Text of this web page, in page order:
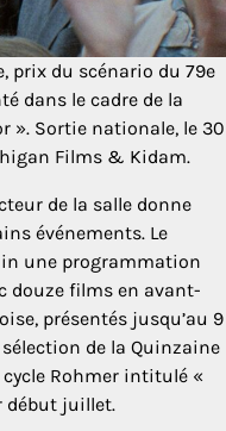
prix du scénario du 79e
dans le cadre de la
». Sortie nationale, le 30
Films & Kidam.
de la salle donne
événements. Le
une programmation
douze films en avant-
présentés jusqu’au 9
sélection de la Quinzaine
Rohmer intitulé «
début juillet.